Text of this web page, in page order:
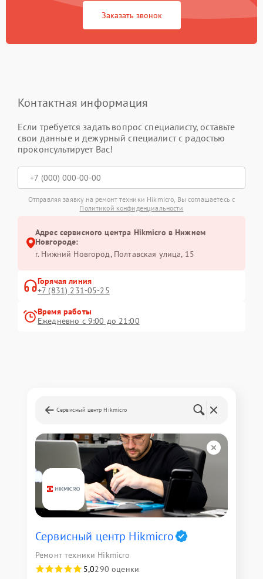
Заказать звонок
Контактная информация
Если требуется задать вопрос специалисту, оставьте
свои данные и дежурный специалист с радостью
проконсультирует Вас!
Отправляя заявку на ремонт техники Hikmicro, Вы соглашаетесь с
Политикой конфиденциальности
Адрес сервисного центра Hikmicro в Нижнем
Новгороде:
г. Нижний Новгород, Полтавская улица, 15
Горячая линия
+7 (831) 231-05-25
Время работы
Ежедневно с 9:00 до 21:00
Сервисный центр Hikmicro
Сервисный центр Hikmicro
Ремонт техники Hikmicro
5,0290 оценки